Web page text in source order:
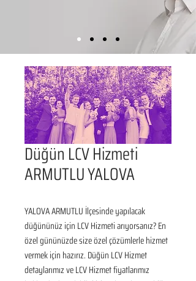
Düğün LCV Hizmeti
ARMUTLU YALOVA
YALOVA ARMUTLU İlçesinde yapılacak
düğününüz için LCV Hizmeti arıyorsanız? En
özel gününüzde size özel çözümlerle hizmet
vermek için hazırız. Düğün LCV Hizmet
detaylarımız ve LCV Hizmet fiyatlarımız